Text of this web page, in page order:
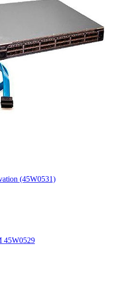
(45W0531)
45W0529